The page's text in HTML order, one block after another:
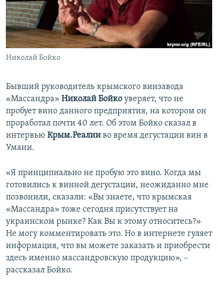
ПОБЕДИТЕЛЕЙ НЕ СУДЯТ?
КРЫМ.НЕПОКОРЕННЫЙ
ELIFBE
УКРАИНСКАЯ ПРОБЛЕМА КРЫМА
ПРИСОЕДИНЯЙТЕСЬ!
Николай Бойко
Бывший руководитель крымского винзавода
«Массандра» Николай Бойко уверяет, что не
пробует вино данного предприятия, на котором он
проработал почти 40 лет. Об этом Бойко сказал в
интервью Крым.Реалии во время дегустации вин в
Умани.
«Я принципиально не пробую это вино. Когда мы
готовились к винной дегустации, неожиданно мне
позвонили, сказали: «Вы знаете, что крымская
«Массандра» тоже сегодня присутствует на
украинском рынке? Как Вы к этому относитесь?»
Не могу комментировать это. Но в интернете гуляет
информация, что вы можете заказать и приобрести
здесь именно массандровскую продукцию», –
рассказал Бойко.